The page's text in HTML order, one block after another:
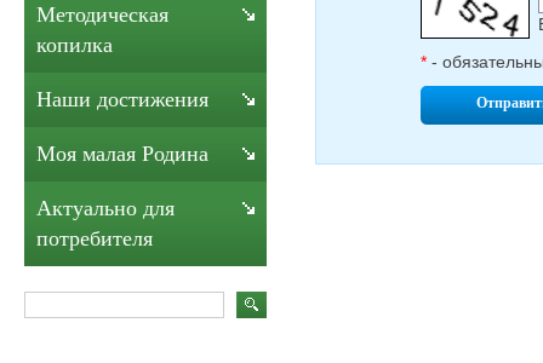
* -
Методическая
копилка
Наши достижения
Моя малая Родина
Актуально для
потребителя